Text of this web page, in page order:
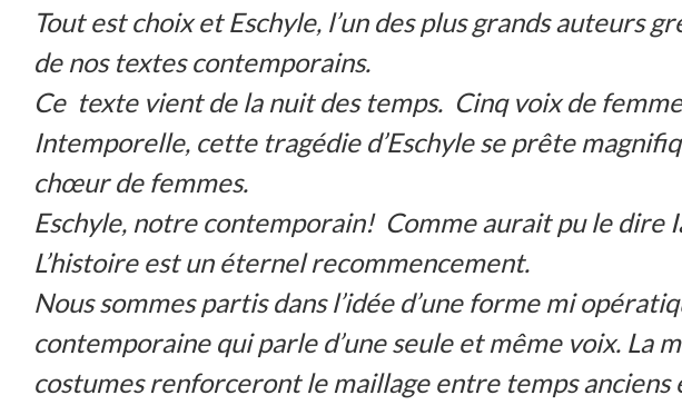
Tout est choix et Eschyle, l’un des plus grands auteurs
de nos textes contemporains.
Ce texte vient de la nuit des temps. Cinq voix de
Intemporelle, cette tragédie d’Eschyle se prête
chœur de femmes.
Eschyle, notre contemporain! Comme aurait pu le dire
L’histoire est un éternel recommencement.
Nous sommes partis dans l’idée d’une forme mi
contemporaine qui parle d’une seule et même voix. La
costumes renforceront le maillage entre temps anciens